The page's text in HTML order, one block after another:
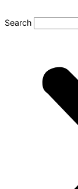
Search